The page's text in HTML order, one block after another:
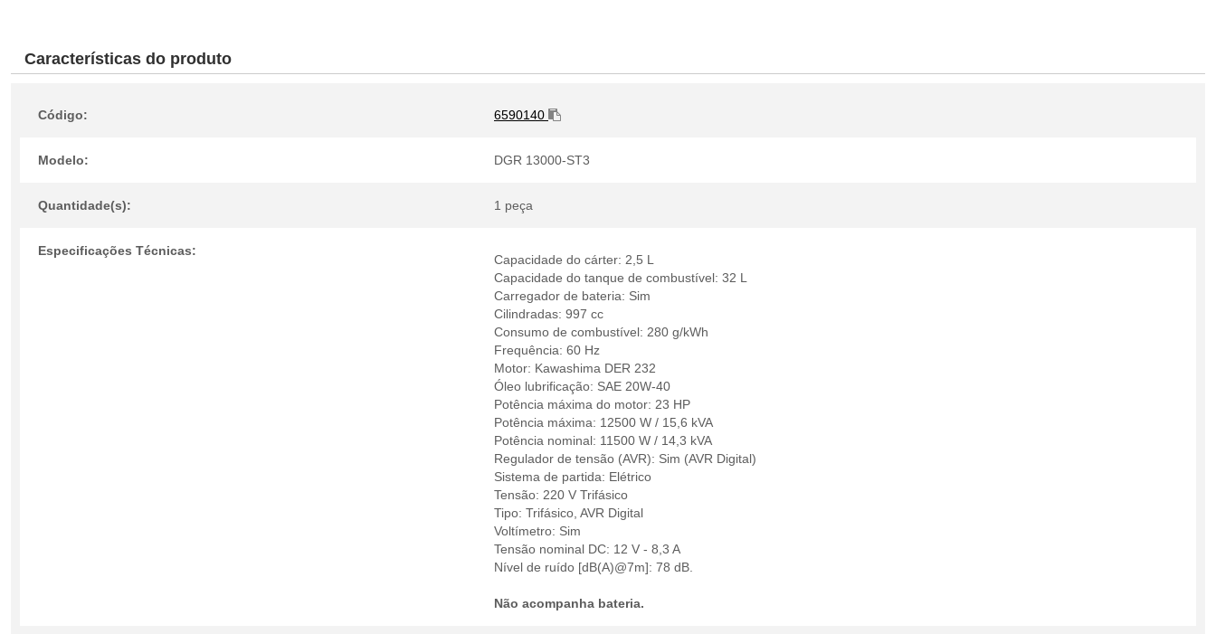
Características do produto
Código: 6590140
Modelo: DGR 13000-ST3
Quantidade(s): 1 peça
Especificações Técnicas:
Capacidade do cárter: 2,5 L
Capacidade do tanque de combustível: 32 L
Carregador de bateria: Sim
Cilindradas: 997 cc
Consumo de combustível: 280 g/kWh
Frequência: 60 Hz
Motor: Kawashima DER 232
Óleo lubrificação: SAE 20W-40
Potência máxima do motor: 23 HP
Potência máxima: 12500 W / 15,6 kVA
Potência nominal: 11500 W / 14,3 kVA
Regulador de tensão (AVR): Sim (AVR Digital)
Sistema de partida: Elétrico
Tensão: 220 V Trifásico
Tipo: Trifásico, AVR Digital
Voltímetro: Sim
Tensão nominal DC: 12 V - 8,3 A
Nível de ruído [dB(A)@7m]: 78 dB.
Não acompanha bateria.